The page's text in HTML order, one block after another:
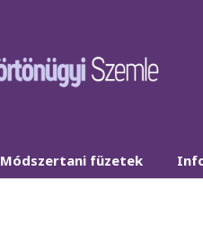
Módszertani füzetek